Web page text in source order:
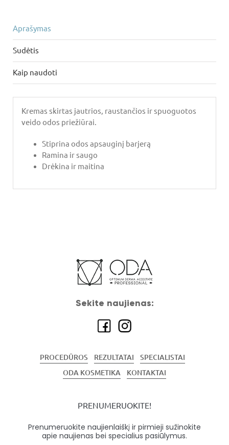
Aprašymas
Sudėtis
Kaip naudoti
Kremas skirtas jautrios, raustančios ir spuoguotos
veido odos priežiūrai.
Stiprina odos apsauginį barjerą
Ramina ir saugo
Drėkina ir maitina
Sekite naujienas:
PROCEDŪROS REZULTATAI
SPECIALISTAI
ODA KOSMETIKA
KONTAKTAI
PRENUMERUOKITE!
Prenumeruokite naujienlaiškį ir pirmieji sužinokite
apie naujienas bei specialius pasiūlymus.